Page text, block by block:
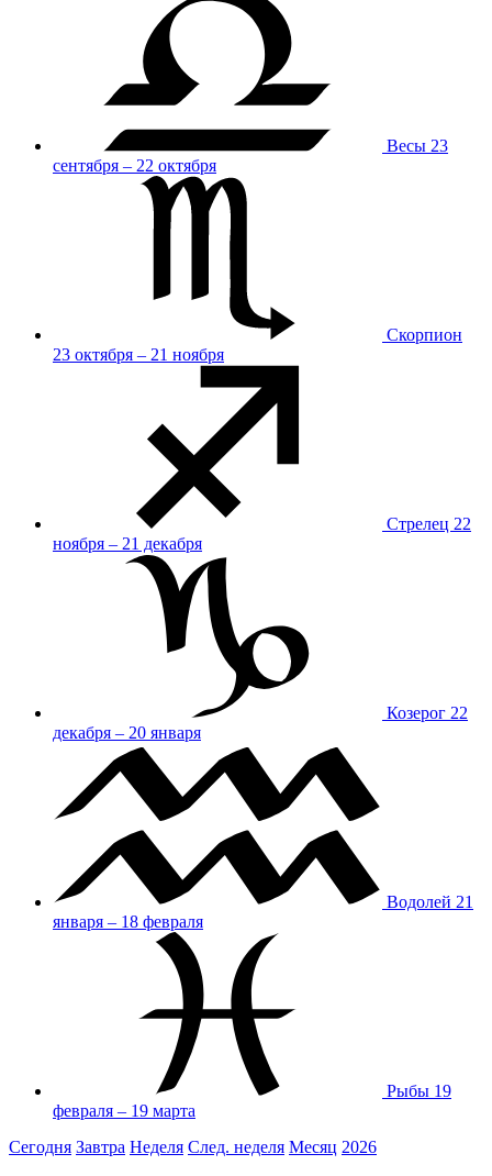
Весы 23
сентября – 22 октября
Скорпион
23 октября – 21 ноября
Стрелец 22
ноября – 21 декабря
Козерог 22
декабря – 20 января
Водолей 21
января – 18 февраля
Рыбы 19
февраля – 19 марта
Сегодня Завтра Неделя След. неделя Месяц 2026